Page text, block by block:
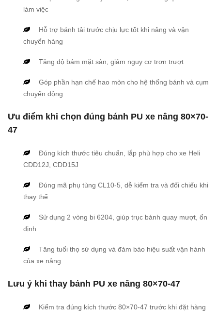
làm việc
Hỗ trợ bánh tải trước chịu lực tốt khi nâng và vận
chuyển hàng
Tăng độ bám mặt sàn, giảm nguy cơ trơn trượt
Góp phần hạn chế hao mòn cho hệ thống bánh và cụm
chuyển động
Ưu điểm khi chọn đúng bánh PU xe nâng 80×70-
47
Đúng kích thước tiêu chuẩn, lắp phù hợp cho xe Heli
CDD12J, CDD15J
Đúng mã phụ tùng CL10-5, dễ kiểm tra và đối chiếu khi
thay thế
Sử dụng 2 vòng bi 6204, giúp trục bánh quay mượt, ổn
định
Tăng tuổi thọ sử dụng và đảm bảo hiệu suất vận hành
của xe nâng
Lưu ý khi thay bánh PU xe nâng 80×70-47
Kiểm tra đúng kích thước 80×70-47 trước khi đặt hàng